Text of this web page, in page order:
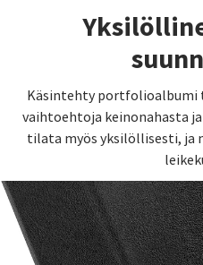
Käsintehty portfolioalbumi
vaihtoehtoja keinonahasta
tilata myös yksilöllisesti, ja